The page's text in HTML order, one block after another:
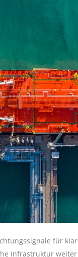
für
Infrastruktur